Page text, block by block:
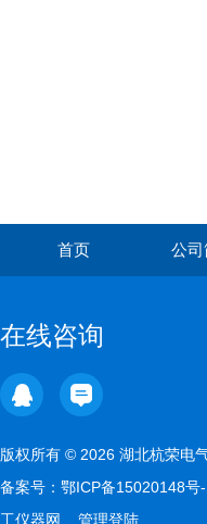
首页 公司
在线咨询
版权所有 © 2026 湖北杭荣电
备案号： 鄂ICP备15020148号-
工仪器网
管理登陆